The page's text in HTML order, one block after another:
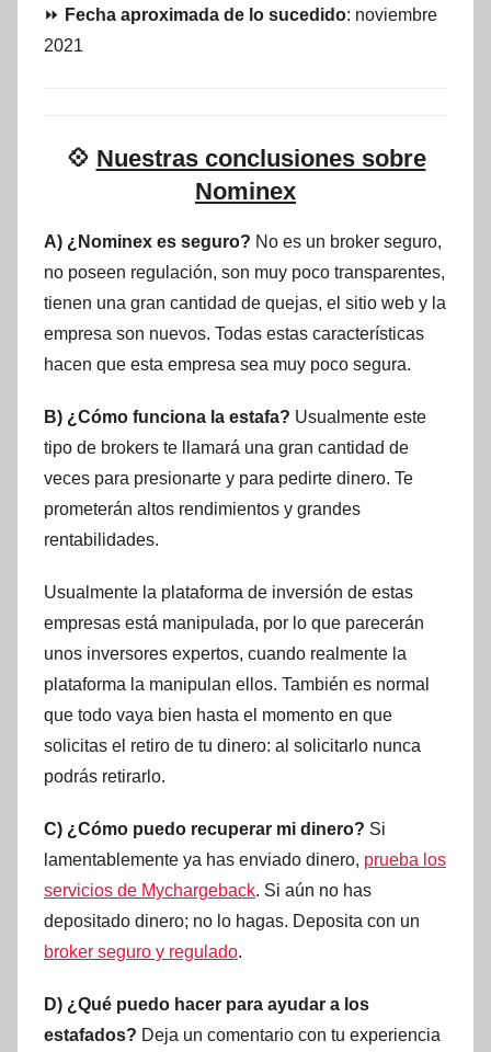
⏩ Fecha aproximada de lo sucedido: noviembre
2021
💠 Nuestras conclusiones sobre
Nominex
A) ¿Nominex es seguro? No es un broker seguro,
no poseen regulación, son muy poco transparentes,
tienen una gran cantidad de quejas, el sitio web y la
empresa son nuevos. Todas estas características
hacen que esta empresa sea muy poco segura.
B) ¿Cómo funciona la estafa? Usualmente este
tipo de brokers te llamará una gran cantidad de
veces para presionarte y para pedirte dinero. Te
prometerán altos rendimientos y grandes
rentabilidades.
Usualmente la plataforma de inversión de estas
empresas está manipulada, por lo que parecerán
unos inversores expertos, cuando realmente la
plataforma la manipulan ellos. También es normal
que todo vaya bien hasta el momento en que
solicitas el retiro de tu dinero: al solicitarlo nunca
podrás retirarlo.
C) ¿Cómo puedo recuperar mi dinero? Si
lamentablemente ya has enviado dinero, prueba los
servicios de Mychargeback. Si aún no has
depositado dinero; no lo hagas. Deposita con un
broker seguro y regulado.
D) ¿Qué puedo hacer para ayudar a los
estafados? Deja un comentario con tu experiencia